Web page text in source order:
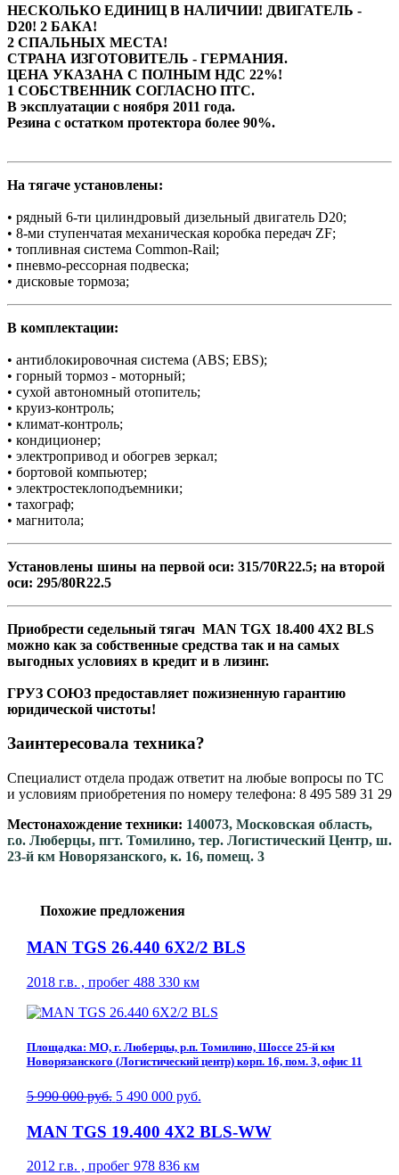
НЕСКОЛЬКО ЕДИНИЦ В НАЛИЧИИ! ДВИГАТЕЛЬ -
D20! 2 БАКА!
2 СПАЛЬНЫХ МЕСТА!
СТРАНА ИЗГОТОВИТЕЛЬ - ГЕРМАНИЯ.
ЦЕНА УКАЗАНА С ПОЛНЫМ НДС 22%!
1 СОБСТВЕННИК СОГЛАСНО ПТС.
В эксплуатации с ноября 2011 года.
Резина с остатком протектора более 90%.
На тягаче установлены:
• рядный 6-ти цилиндровый дизельный двигатель D20;
• 8-ми ступенчатая механическая коробка передач ZF;
• топливная система Common-Rail;
• пневмо-рессорная подвеска;
• дисковые тормоза;
В комплектации:
• антиблокировочная система (ABS; EBS);
• горный тормоз - моторный;
• сухой автономный отопитель;
• круиз-контроль;
• климат-контроль;
• кондиционер;
• электропривод и обогрев зеркал;
• бортовой компьютер;
• электростеклоподъемники;
• тахограф;
• магнитола;
Установлены шины на первой оси: 315/70R22.5; на второй
оси: 295/80R22.5
Приобрести седельный тягач MAN TGX 18.400 4Х2 BLS
можно как за собственные средства так и на самых
выгодных условиях в кредит и в лизинг.
ГРУЗ СОЮЗ предоставляет пожизненную гарантию
юридической чистоты!
Заинтересовала техника?
Специалист отдела продаж ответит на любые вопросы по ТС
и условиям приобретения по номеру телефона: 8 495 589 31 29
Местонахождение техники: 140073, Московская область,
г.о. Люберцы, пгт. Томилино, тер. Логистический Центр, ш.
23-й км Новорязанского, к. 16, помещ. 3
Похожие предложения
MAN TGS 26.440 6X2/2 BLS
2018 г.в. , пробег 488 330 км
Площадка: МО, г. Люберцы, р.п. Томилино, Шоссе 25-й км
Новорязанского (Логистический центр) корп. 16, пом. 3, офис 11
5 990 000 руб. 5 490 000 руб.
MAN TGS 19.400 4X2 BLS-WW
2012 г.в. , пробег 978 836 км